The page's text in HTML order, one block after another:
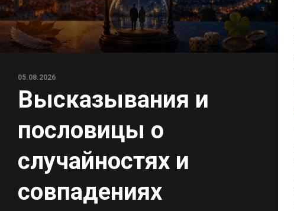
05.08.2026
Высказывания и
пословицы о
случайностях и
совпадениях